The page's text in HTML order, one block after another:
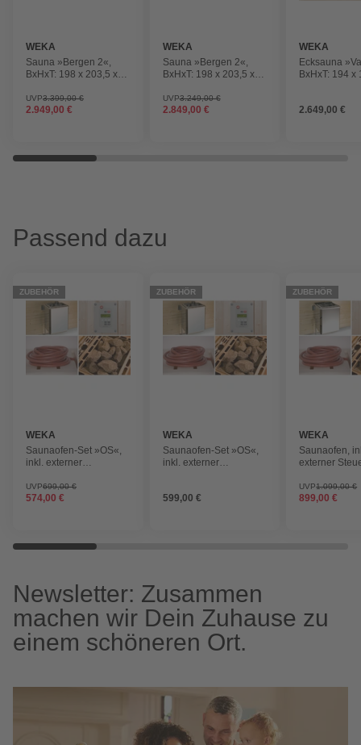
WEKA
Sauna »Bergen 2«,
BxHxT: 198 x 203,5 x
UVP3.399,00 €
2.949,00 €
WEKA
Sauna »Bergen 2«,
BxHxT: 198 x 203,5 x
UVP3.249,00 €
2.849,00 €
WEKA
Ecksauna
BxHxT: 194 x
2.649,00 €
Passend dazu
ZUBEHÖR
WEKA
Saunaofen-Set »OS«,
inkl. externer
UVP699,00 €
574,00 €
ZUBEHÖR
WEKA
Saunaofen-Set »OS«,
inkl. externer
599,00 €
ZUBEHÖR
WEKA
Saunaofen,
externer
UVP1.099,00 €
899,00 €
Newsletter: Zusammen
machen wir Dein Zuhause zu
einem schöneren Ort.